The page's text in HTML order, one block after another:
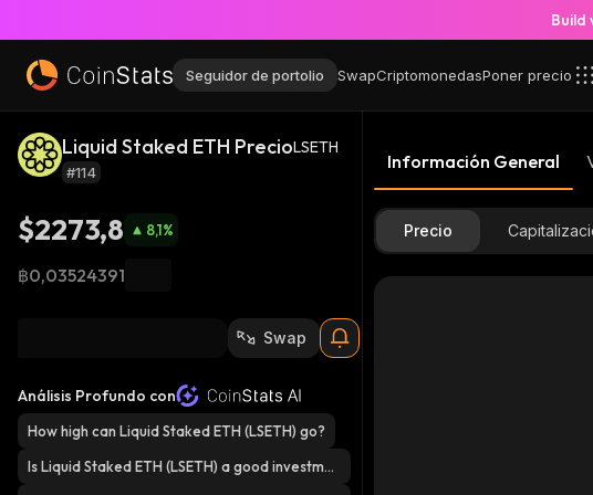
Build
Seguidor de portolio SwapCriptomonedasPoner precio
Liquid Staked ETH PrecioLSETH
#114
$2273,8 8,1%
฿0,03524391
Swap
Análisis Profundo con
How high can Liquid Staked ETH (LSETH) go?
Is Liquid Staked ETH (LSETH) a good investmen
Información General
Precio